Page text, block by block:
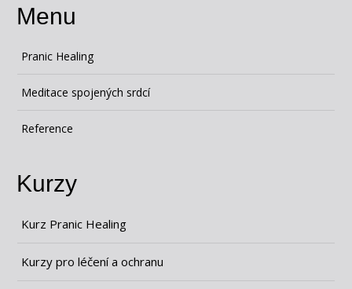
Menu
Pranic Healing
Meditace spojených srdcí
Reference
Kurzy
Kurz Pranic Healing
Kurzy pro léčení a ochranu